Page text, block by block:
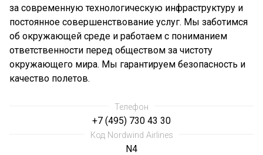
за современную технологическую инфраструктуру и
постоянное совершенствование услуг. Мы заботимся
об окружающей среде и работаем с пониманием
ответственности перед обществом за чистоту
окружающего мира. Мы гарантируем безопасность и
качество полетов.
Телефон
+7 (495) 730 43 30
Код Nordwind Airlines
N4